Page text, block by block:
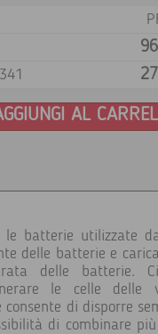
AL
batterie utilizzate
delle batterie e
delle batterie.
le celle delle
di disporre
di combinare